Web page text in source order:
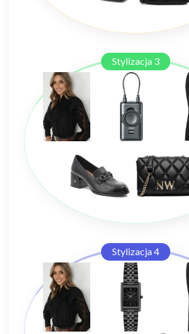
Stylizacja 3
Stylizacja 4